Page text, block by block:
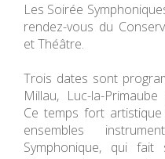
Les Soirée
rendez-vous du
et Théâtre.
Trois dates sont
Millau, Luc-la-
Ce temps fort
ensembles
Symphonique, qui